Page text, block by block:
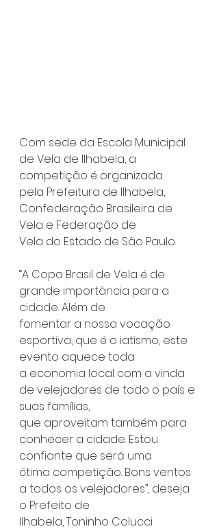
Com sede da Escola Municipal
de Vela de Ilhabela, a
competição é organizada
pela Prefeitura de Ilhabela,
Confederação Brasileira de
Vela e Federação de
Vela do Estado de São Paulo.
“A Copa Brasil de Vela é de
grande importância para a
cidade. Além de
fomentar a nossa vocação
esportiva, que é o iatismo, este
evento aquece toda
a economia local com a vinda
de velejadores de todo o país e
suas famílias,
que aproveitam também para
conhecer a cidade. Estou
confiante que será uma
ótima competição. Bons ventos
a todos os velejadores”, deseja
o Prefeito de
Ilhabela, Toninho Colucci.